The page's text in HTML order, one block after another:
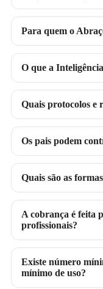
Para quem o
O que a
Quais protocolos e
Os pais podem
Quais são as
A cobrança é feita
profissionais?
Existe número
mínimo de uso?